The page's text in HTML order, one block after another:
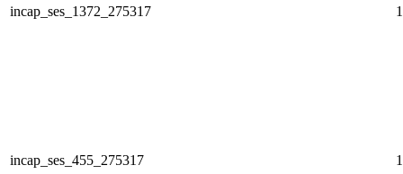
incap_ses_1372_275317
incap_ses_455_275317